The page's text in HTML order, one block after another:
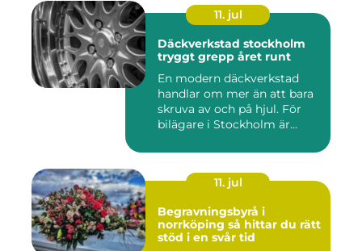
11. jul
Däckverkstad stockholm
tryggt grepp året runt
En modern däckverkstad
handlar om mer än att bara
skruva av och på hjul. För
bilägare i Stockholm är...
11. jul
Begravningsbyrå i
norrköping så hittar du rätt
stöd i en svår tid